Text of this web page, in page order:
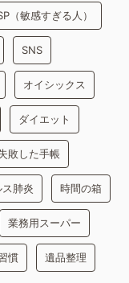
（敏感すぎる人）
SNS
オイシックス
ダイエット
敗した手帳
肺炎 時間の箱
業務用スーパー
慣 遺品整理